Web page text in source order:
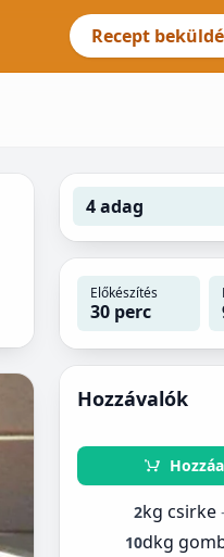
Recept
4 adag
Előkészítés
30 perc
Hozzávalók
2kg csirke
10dkg